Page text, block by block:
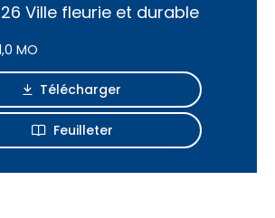
Ville fleurie et durable
MO
Télécharger
Feuilleter